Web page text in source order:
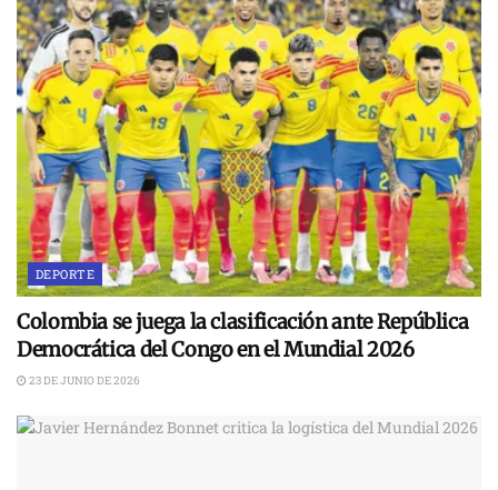
DEPORTE
Colombia se juega la clasificación ante República
Democrática del Congo en el Mundial 2026
23 DE JUNIO DE 2026